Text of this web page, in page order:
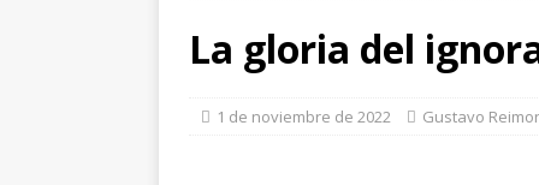
el cuerpo
[ 1 de julio de 2026 ]
Robo
La gloria del
1 de noviembre de 2022 Gustavo